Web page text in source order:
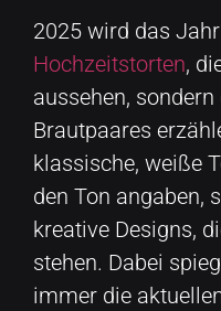
2025 wird das
Hochzeitstorten,
aussehen,
Brautpaares
klassische, weiße
den Ton angaben,
kreative Designs,
stehen. Dabei
immer die